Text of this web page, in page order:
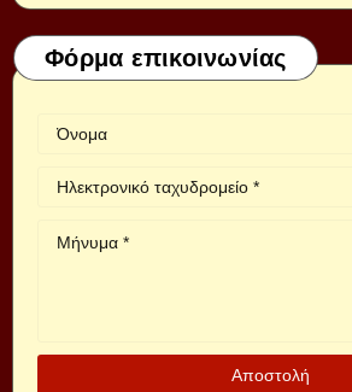
Φόρμα επικοινωνίας